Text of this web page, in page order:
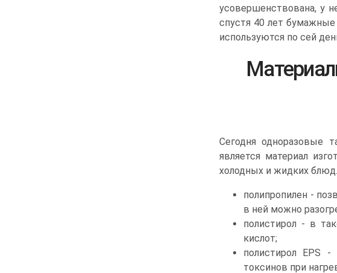
усовершенствована, у
спустя 40 лет
используются по сей
Сегодня одноразовые
является материал
холодных и жидких блюд.
полипропилен -
в ней можно
полистирол - в
кислот;
полистирол EPS
токсинов при